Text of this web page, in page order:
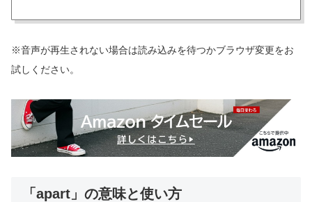
※音声が再生されない場合は読み込みを待つかブラウザ変更をお
試しください。
「apart」の意味と使い方